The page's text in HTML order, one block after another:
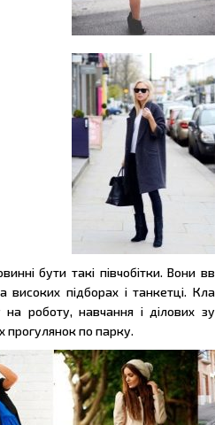
бути такі півчобітки. Вони
високих підборах і танкетці.
роботу, навчання і ділових
прогулянок по парку.